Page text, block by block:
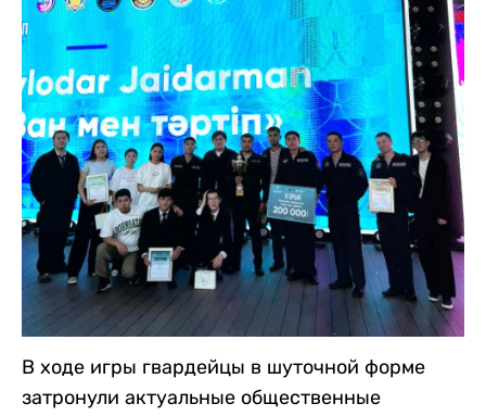
В ходе игры гвардейцы в шуточной форме
затронули актуальные общественные